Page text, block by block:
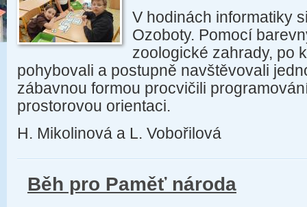
V hodinách informatiky
Ozoboty. Pomocí
zoologické zahrady, po
pohybovali a postupně navštěvovali
zábavnou formou procvičili
prostorovou orientaci.
H. Mikolinová a L. Vobořilová
Běh pro Paměť národa